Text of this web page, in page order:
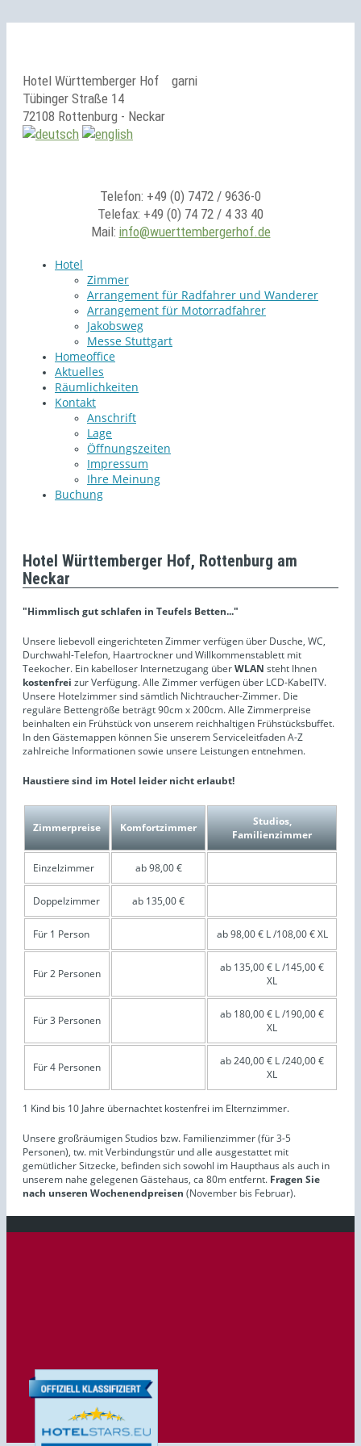
Hotel Württemberger Hof
garni
Tübinger Straße 14
72108 Rottenburg - Neckar
Telefon: +49 (0) 7472 / 9636-0
Telefax: +49 (0) 74 72 / 4 33 40
Mail: info@wuerttembergerhof.de
Hotel
Zimmer
Arrangement für Radfahrer und Wanderer
Arrangement für Motorradfahrer
Jakobsweg
Messe Stuttgart
Homeoffice
Aktuelles
Räumlichkeiten
Kontakt
Anschrift
Lage
Öffnungszeiten
Impressum
Ihre Meinung
Buchung
Hotel Württemberger Hof, Rottenburg am
Neckar
"Himmlisch gut schlafen in Teufels Betten..."
Unsere liebevoll eingerichteten Zimmer verfügen über Dusche, WC,
Durchwahl-Telefon, Haartrockner und Willkommenstablett mit
Teekocher. Ein kabelloser Internetzugang überWLAN steht Ihnen
kostenfrei zur Verfügung. Alle Zimmer verfügen über LCD-KabelTV.
Unsere Hotelzimmer sind sämtlich Nichtraucher-Zimmer. Die
reguläre Bettengröße beträgt 90cm x 200cm. Alle Zimmerpreise
beinhalten ein Frühstück von unserem reichhaltigen Frühstücksbuffet.
In den Gästemappen können Sie unserem Serviceleitfaden A-Z
zahlreiche Informationen sowie unsere Leistungen entnehmen.
Haustiere sind im Hotel leider nicht erlaubt!
Zimmerpreise Komfortzimmer
Studios,
Familienzimmer
Einzelzimmer ab 98,00 €
Doppelzimmer ab 135,00 €
Für 1 Person ab 98,00 € L /108,00 € XL
Für 2 Personen
ab 135,00 € L /145,00 €
XL
Für 3 Personen
ab 180,00 € L /190,00 €
XL
Für 4 Personen
ab 240,00 € L /240,00 €
XL
1 Kind bis 10 Jahre übernachtet kostenfrei im Elternzimmer.
Unsere großräumigen Studios bzw. Familienzimmer (für 3-5
Personen), tw. mit Verbindungstür und alle ausgestattet mit
gemütlicher Sitzecke, befinden sich sowohl im Haupthaus als auch in
unserem nahe gelegenen Gästehaus, ca 80m entfernt. Fragen Sie
nach unseren Wochenendpreisen (November bis Februar).